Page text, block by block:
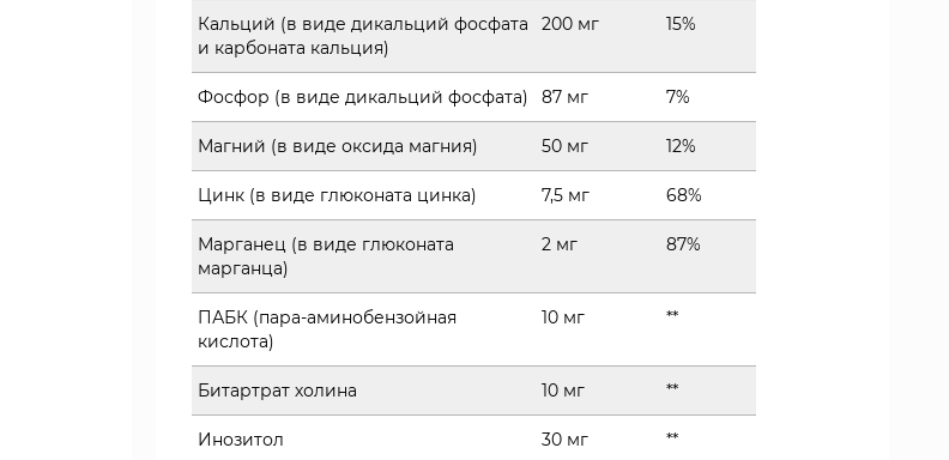
Кальций (в виде дикальций фосфата
и карбоната кальция)
200 мг 15%
Фосфор (в виде дикальций фосфата) 87 мг 7%
Магний (в виде оксида магния) 50 мг 12%
Цинк (в виде глюконата цинка) 7,5 мг 68%
Марганец (в виде глюконата
марганца)
2 мг 87%
ПАБК (пара-аминобензойная
кислота)
10 мг **
Битартрат холина 10 мг **
Инозитол 30 мг **